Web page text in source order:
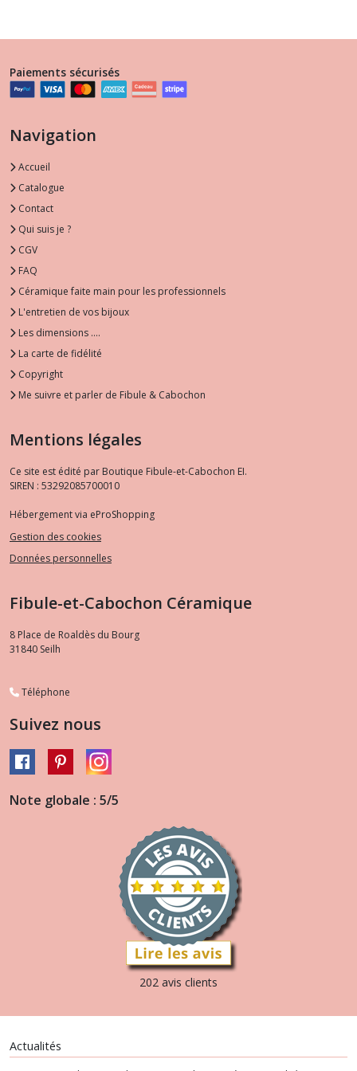
Paiements sécurisés
Navigation
Accueil
Catalogue
Contact
Qui suis je ?
CGV
FAQ
Céramique faite main pour les professionnels
L'entretien de vos bijoux
Les dimensions ....
La carte de fidélité
Copyright
Me suivre et parler de Fibule & Cabochon
Mentions légales
Ce site est édité par Boutique Fibule-et-Cabochon EI.
SIREN : 53292085700010
Hébergement via eProShopping
Gestion des cookies
Données personnelles
Fibule-et-Cabochon Céramique
8 Place de Roaldès du Bourg
31840 Seilh
Téléphone
Suivez nous
Note globale : 5/5
202 avis clients
Actualités